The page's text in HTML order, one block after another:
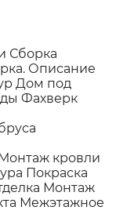
Сборка
Описание
Дом под
Фахверк
кровли
Покраска
Монтаж
Межэтажное